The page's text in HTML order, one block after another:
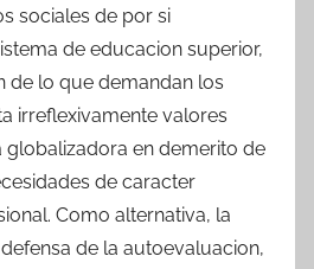
sociales de por si
de educacion superior,
de lo que demandan los
irreflexivamente valores
globalizadora en demerito de
de caracter
Como alternativa, la
de la autoevaluacion,